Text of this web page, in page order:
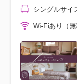
シングルサイ
Wi-Fiあり（無